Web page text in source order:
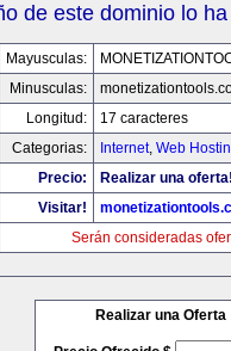
de este dominio lo
Mayusculas:
Minusculas:
Longitud:
17 caracteres
Categorias:
Internet, Web
Precio:
Realizar una
Visitar!
Serán consideradas
Realizar una Oferta